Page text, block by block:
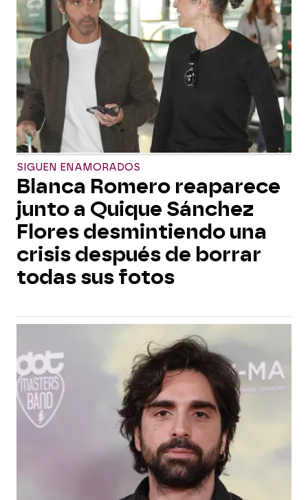
SIGUEN ENAMORADOS
Blanca Romero reaparece
junto a Quique Sánchez
Flores desmintiendo una
crisis después de borrar
todas sus fotos